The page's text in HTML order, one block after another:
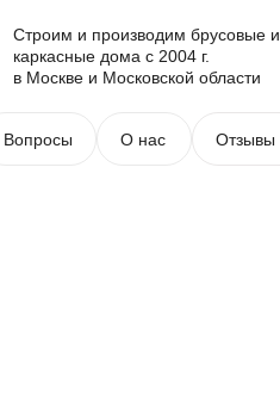
Строим и производим брусовые и
каркасные дома с 2004 г.
в Москве и Московской области
Вопросы О нас Отзывы